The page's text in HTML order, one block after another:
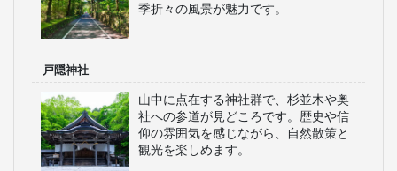
季折々の風景が魅力です。
戸隠神社
山中に点在する神社群で、杉並木や奥
社への参道が見どころです。歴史や信
仰の雰囲気を感じながら、自然散策と
観光を楽しめます。